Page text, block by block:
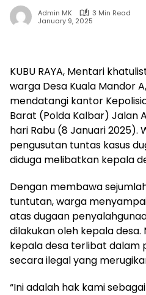
Admin MK
3 Min Read
January 9, 2025
KUBU RAYA, Mentari
warga Desa Kuala Mandor
mendatangi kantor
Barat (Polda Kalbar) Jalan
hari Rabu (8 Januari 2025).
pengusutan tuntas kasus
diduga melibatkan kepala
Dengan membawa
tuntutan, warga
atas dugaan
dilakukan oleh kepala
kepala desa terlibat dalam
secara ilegal yang
“Ini adalah hak kami